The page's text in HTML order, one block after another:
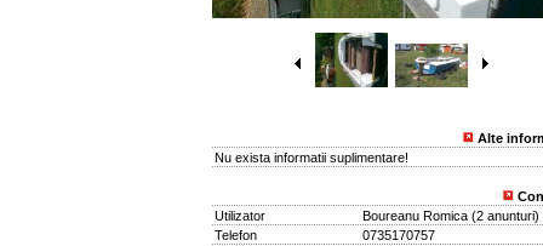
Alte
Nu exista informatii suplimentare!
Utilizator
Boureanu Romica (2 anunturi)
Telefon
0735170757